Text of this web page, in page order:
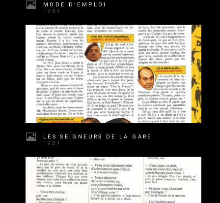
MODE D'EMPLOI
1981
LES SEIGNEURS DE LA GARE
1981